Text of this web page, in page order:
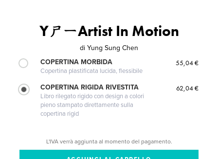
YㄕㄧArtist In Motion
di Yung Sung Chen
COPERTINA MORBIDA
Copertina plastificata lucida, flessibile
55,04 €
COPERTINA RIGIDA RIVESTITA
Libro rilegato rigido con design a colori
pieno stampato direttamente sulla
copertina rigid
62,04 €
L'IVA verrà aggiunta al momento del pagamento.